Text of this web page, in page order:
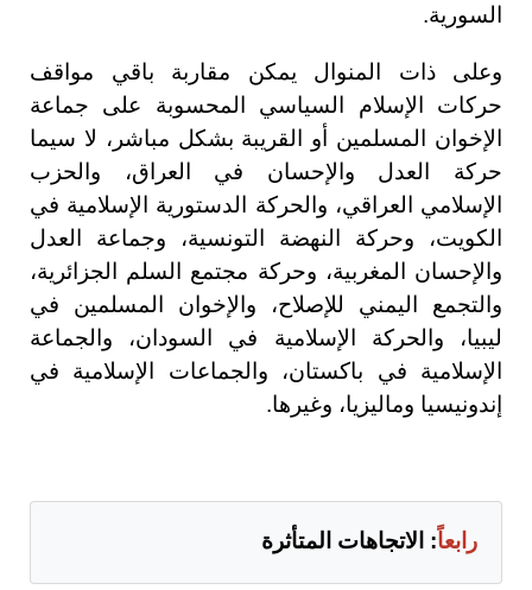
السورية.
وعلى ذات المنوال يمكن مقاربة باقي مواقف
حركات الإسلام السياسي المحسوبة على جماعة
الإخوان المسلمين أو القريبة بشكل مباشر، لا سيما
حركة العدل والإحسان في العراق، والحزب
الإسلامي العراقي، والحركة الدستورية الإسلامية في
الكويت، وحركة النهضة التونسية، وجماعة العدل
والإحسان المغربية، وحركة مجتمع السلم الجزائرية،
والتجمع اليمني للإصلاح، والإخوان المسلمين في
ليبيا، والحركة الإسلامية في السودان، والجماعة
الإسلامية في باكستان، والجماعات الإسلامية في
إندونيسيا وماليزيا، وغيرها.
رابعاً: الاتجاهات المتأثرة